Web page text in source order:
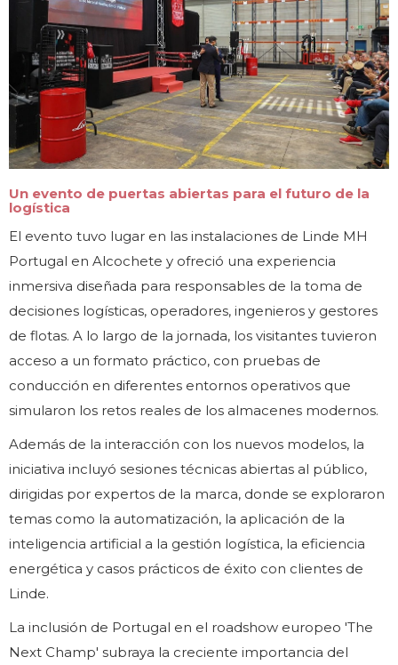
Un evento de puertas abiertas para el futuro de la
logística
El evento tuvo lugar en las instalaciones de Linde MH
Portugal en Alcochete y ofreció una experiencia
inmersiva diseñada para responsables de la toma de
decisiones logísticas, operadores, ingenieros y gestores
de flotas. A lo largo de la jornada, los visitantes tuvieron
acceso a un formato práctico, con pruebas de
conducción en diferentes entornos operativos que
simularon los retos reales de los almacenes modernos.
Además de la interacción con los nuevos modelos, la
iniciativa incluyó sesiones técnicas abiertas al público,
dirigidas por expertos de la marca, donde se exploraron
temas como la automatización, la aplicación de la
inteligencia artificial a la gestión logística, la eficiencia
energética y casos prácticos de éxito con clientes de
Linde.
La inclusión de Portugal en el roadshow europeo 'The
Next Champ' subraya la creciente importancia del